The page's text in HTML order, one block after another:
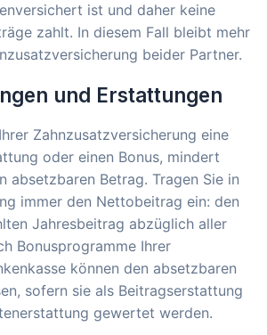
ist und daher keine
zahlt. In diesem Fall bleibt mehr
beider Partner.
und Erstattungen
Zahnzusatzversicherung eine
oder einen Bonus, mindert
absetzbaren Betrag. Tragen Sie in
immer den Nettobeitrag ein: den
Jahresbeitrag abzüglich aller
Bonusprogramme Ihrer
können den absetzbaren
sofern sie als Beitragserstattung
gewertet werden.